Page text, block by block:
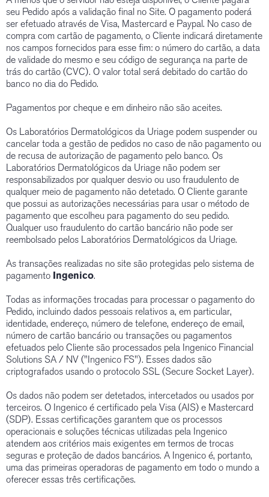
seu Pedido após a validação final no Site. O pagamento poderá
ser efetuado através de Visa, Mastercard e Paypal. No caso de
compra com cartão de pagamento, o Cliente indicará diretamente
nos campos fornecidos para esse fim: o número do cartão, a data
de validade do mesmo e seu código de segurança na parte de
trás do cartão (CVC). O valor total será debitado do cartão do
banco no dia do Pedido.
Pagamentos por cheque e em dinheiro não são aceites.
Os Laboratórios Dermatológicos da Uriage podem suspender ou
cancelar toda a gestão de pedidos no caso de não pagamento ou
de recusa de autorização de pagamento pelo banco. Os
Laboratórios Dermatológicos da Uriage não podem ser
responsabilizados por qualquer desvio ou uso fraudulento de
qualquer meio de pagamento não detetado. O Cliente garante
que possui as autorizações necessárias para usar o método de
pagamento que escolheu para pagamento do seu pedido.
Qualquer uso fraudulento do cartão bancário não pode ser
reembolsado pelos Laboratórios Dermatológicos da Uriage.
As transações realizadas no site são protegidas pelo sistema de
pagamento Ingenico.
Todas as informações trocadas para processar o pagamento do
Pedido, incluindo dados pessoais relativos a, em particular,
identidade, endereço, número de telefone, endereço de email,
número de cartão bancário ou transações ou pagamentos
efetuados pelo Cliente são processados pela Ingenico Financial
Solutions SA / NV ("Ingenico FS"). Esses dados são
criptografados usando o protocolo SSL (Secure Socket Layer).
Os dados não podem ser detetados, intercetados ou usados por
terceiros. O Ingenico é certificado pela Visa (AIS) e Mastercard
(SDP). Essas certificações garantem que os processos
operacionais e soluções técnicas utilizadas pela Ingenico
atendem aos critérios mais exigentes em termos de trocas
seguras e proteção de dados bancários. A Ingenico é, portanto,
uma das primeiras operadoras de pagamento em todo o mundo a
oferecer essas três certificações.